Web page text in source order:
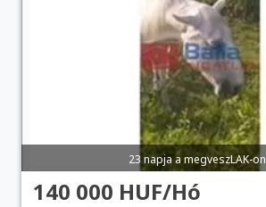
23 napja a megveszLAK-on
140 000 HUF/Hó